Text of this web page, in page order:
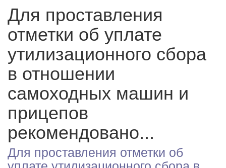
Для проставления
отметки об уплате
утилизационного сбора
в отношении
самоходных машин и
прицепов
рекомендовано...
Для проставления отметки об